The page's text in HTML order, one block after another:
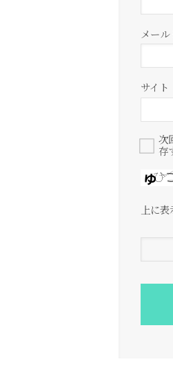
メール
サイト
次
存
上に